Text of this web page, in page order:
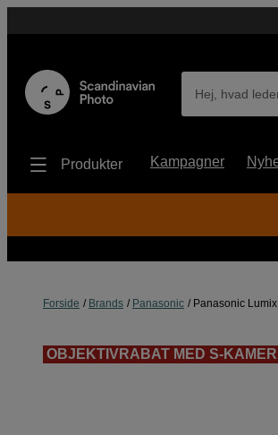
Hej, hvad
Produkter Kampagner
Forside Brands Panasonic Panasonic
OBJEKTIVRABAT MED S-